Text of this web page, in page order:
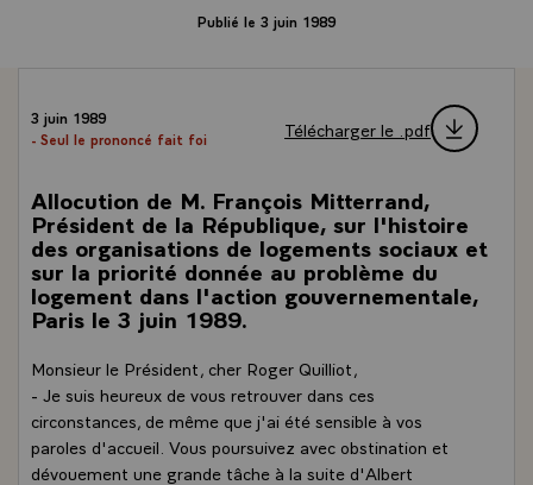
Publié le 3 juin 1989
3 juin 1989
- Seul le prononcé fait foi
Télécharger le .pdf
Allocution de M. François Mitterrand,
Président de la République, sur l'histoire
des organisations de logements sociaux et
sur la priorité donnée au problème du
logement dans l'action gouvernementale,
Paris le 3 juin 1989.
Monsieur le Président, cher Roger Quilliot,
- Je suis heureux de vous retrouver dans ces
circonstances, de même que j'ai été sensible à vos
paroles d'accueil. Vous poursuivez avec obstination et
dévouement une grande tâche à la suite d'Albert